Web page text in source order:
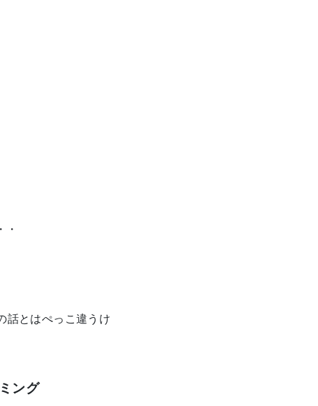
話とはぺっこ違うけ
ング